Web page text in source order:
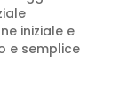
iniziale e
e semplice